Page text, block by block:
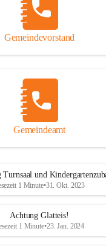
Gemeindevorstand
Gemeindeamt
und
1 Minute•31. Okt. 2023
Achtung Glatteis!
1 Minute•23. Jan. 2024